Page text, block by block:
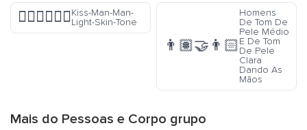
👨🏻‍❤️‍💋‍👨🏻Kiss-Man-Man-
Light-Skin-Tone
👨🏽‍🤝‍👨🏻
Homens
De Tom De
Pele Médio
E De Tom
De Pele
Clara
Dando As
Mãos
Mais do Pessoas e Corpo grupo